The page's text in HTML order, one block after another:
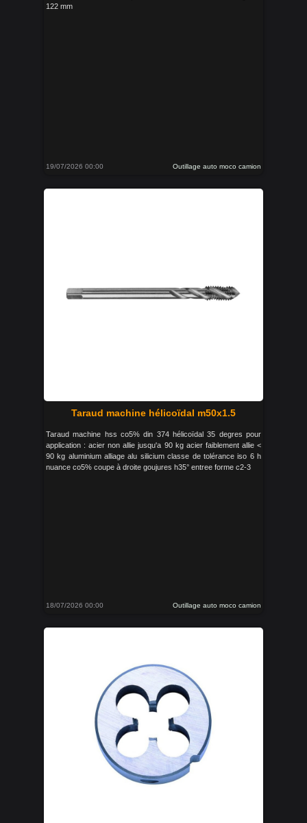
122 mm
19/07/2026 00:00 Outillage auto moco camion
Taraud machine hélicoïdal m50x1.5
Taraud machine hss co5% din 374 hélicoïdal 35 degres pour
application : acier non allie jusqu'a 90 kg acier faiblement allie <
90 kg aluminium alliage alu silicium classe de tolérance iso 6 h
nuance co5% coupe à droite goujures h35° entree forme c2-3
18/07/2026 00:00 Outillage auto moco camion